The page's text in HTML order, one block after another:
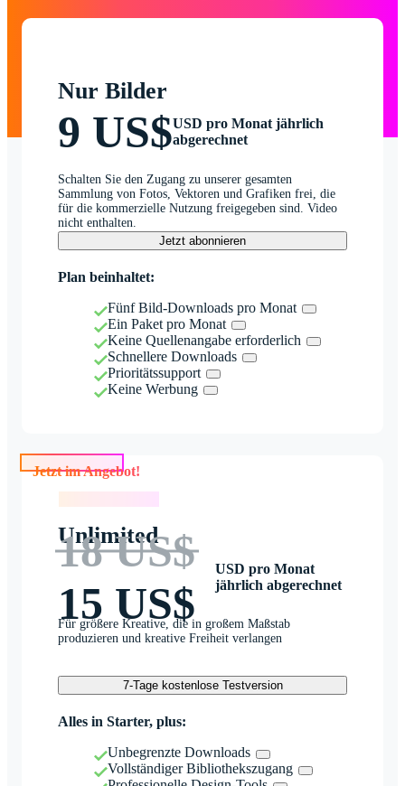
Nur Bilder
9 US$USD pro Monat jährlich
abgerechnet
Schalten Sie den Zugang zu unserer gesamten
Sammlung von Fotos, Vektoren und Grafiken frei, die
für die kommerzielle Nutzung freigegeben sind. Video
nicht enthalten.
Jetzt abonnieren
Plan beinhaltet:
Fünf Bild-Downloads pro Monat
Ein Paket pro Monat
Keine Quellenangabe erforderlich
Schnellere Downloads
Prioritätssupport
Keine Werbung
Jetzt im Angebot!
Unlimited
18 US$
15 US$
USD pro Monat
jährlich abgerechnet
Für größere Kreative, die in großem Maßstab
produzieren und kreative Freiheit verlangen
7-Tage kostenlose Testversion
Alles in Starter, plus:
Unbegrenzte Downloads
Vollständiger Bibliothekszugang